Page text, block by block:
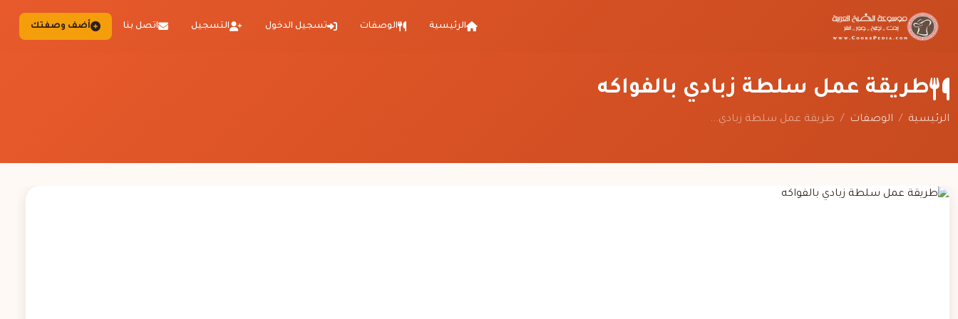
الرئيسية الوصفات تسجيل الدخول التسجيل اتصل بنا أضف وصفتك
طريقة عمل سلطة زبادي بالفواكه
الرئيسية / الوصفات / طريقة عمل سلطة زبادي...